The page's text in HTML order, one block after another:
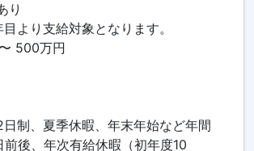
り
より支給対象となります。
500万円
制、夏季休暇、年末年始など年間
前後、年次有給休暇（初年度10